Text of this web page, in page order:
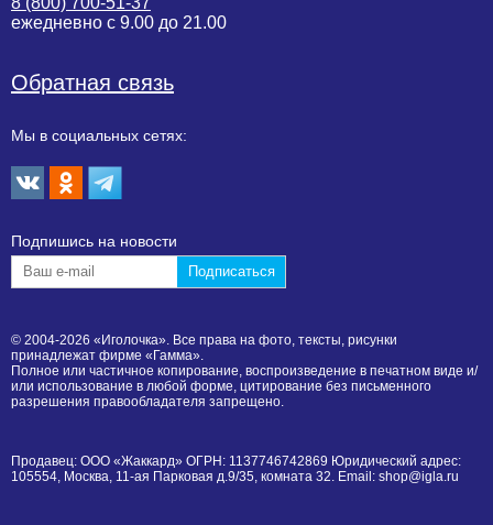
ежедневно с 9.00 до 21.00
Обратная связь
Мы в социальных сетях:
Подпишиcь на новости
© 2004-2026 «Иголочка». Все права на фото, тексты, рисунки
принадлежат фирме «Гамма».
Полное или частичное копирование, воспроизведение в печатном виде и/
или использование в любой форме, цитирование без письменного
разрешения правообладателя запрещено.
Продавец: ООО «Жаккард» ОГРН: 1137746742869 Юридический адрес:
105554, Москва, 11-ая Парковая д.9/35, комната 32. Email: shop@igla.ru